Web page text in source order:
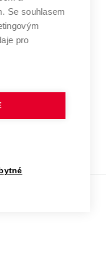
Se souhlasem
pro